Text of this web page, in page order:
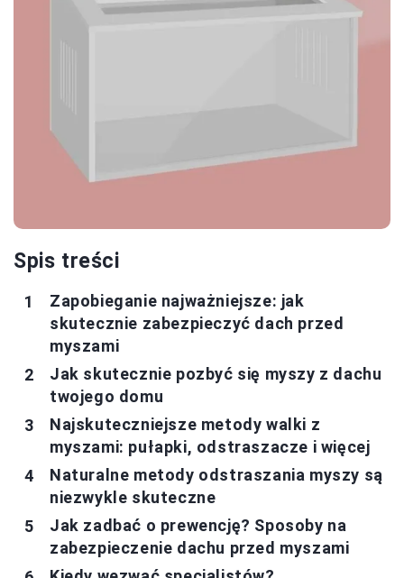
Spis treści
Zapobieganie najważniejsze: jak
skutecznie zabezpieczyć dach przed
myszami
Jak skutecznie pozbyć się myszy z dachu
twojego domu
Najskuteczniejsze metody walki z
myszami: pułapki, odstraszacze i więcej
Naturalne metody odstraszania myszy są
niezwykle skuteczne
Jak zadbać o prewencję? Sposoby na
zabezpieczenie dachu przed myszami